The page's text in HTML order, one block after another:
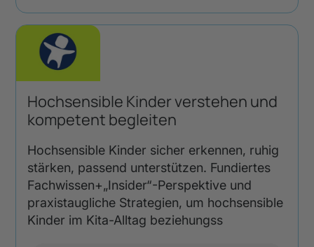
Hochsensible Kinder verstehen und
kompetent begleiten
Hochsensible Kinder sicher erkennen, ruhig
stärken, passend unterstützen. Fundiertes
Fachwissen+„Insider“-Perspektive und
praxistaugliche Strategien, um hochsensible
Kinder im Kita-Alltag beziehungss